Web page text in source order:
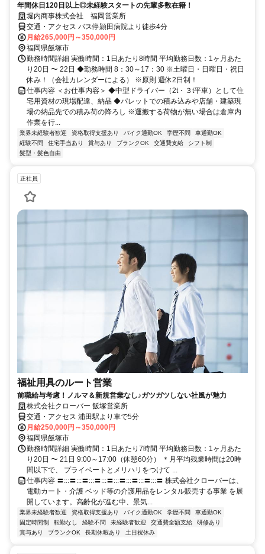
年間休日120日以上◎未経験スタートの先輩多数在籍！
堀内商事株式会社 福岡営業所
交通・アクセス バス停頴田病院より徒歩4分
月給265,000円～350,000円
福岡県飯塚市
勤務時間詳細 実働時間：1日あたり8時間 平均勤務日数：1ヶ月あた
り20日 〜 22日 ◆勤務時間 8：30～17：30 ※土曜日・日曜日・祝日
休み！（会社カレンダーによる） ※原則 週休2日制！
仕事内容 ＜お仕事内容＞ ◆中型ドライバー（2t・３t平車）として住
宅用資材の現場配達、納品 ◆パレットでの積み込みや店舗・建築現
場の納品先での積み荷の降ろし ※運搬する荷物が無い場合は倉庫内
作業を行...
業界未経験者歓迎 資格取得支援あり バイク通勤OK 学歴不問
車通勤OK
経験不問
住宅手当あり 賞与あり ブランクOK 交通費支給
シフト制
髪型・髪色自由
正社員
福祉用具のルート営業
前職給与考慮！ノルマ＆新規営業なし♪ガツガツしない社風が魅力
株式会社クローバー 飯塚営業所
交通・アクセス 浦田駅より車で5分
月給250,000円～350,000円
福岡県飯塚市
勤務時間詳細 実働時間：1日あたり7時間 平均勤務日数：1ヶ月あた
り20日 〜 21日 9:00～17:00（休憩60分） ＊月平均残業時間は20時
間以下で、 プライベートとメリハリをつけて ...
仕事内容 〓:::〓:::〓:::〓:::〓:::〓:::〓:::〓:::〓 株式会社クローバーは、
電動カート・介護 ベッド等の介護用品をレンタル販売する事業 を展
開しています。高齢化が進む中、景気...
業界未経験者歓迎 資格取得支援あり バイク通勤OK 学歴不問
車通勤OK
固定時間制
転勤なし 経験不問 未経験者歓迎 交通費全額支給
研修あり
賞与あり
ブランクOK 長期休暇あり 土日祝休み